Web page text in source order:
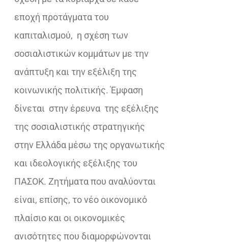
εποχή προτάγματα του
καπιταλισμού, η σχέση των
σοσιαλιστικών κομμάτων με την
ανάπτυξη και την εξέλιξη της
κοινωνικής πολιτικής. Έμφαση
δίνεται στην έρευνα της εξέλιξης
της σοσιαλιστικής στρατηγικής
στην Ελλάδα μέσω της οργανωτικής
και ιδεολογικής εξέλιξης του
ΠΑΣΟΚ. Ζητήματα που αναλύονται
είναι, επίσης, το νέο οικονομικό
πλαίσιο και οι οικονομικές
ανισότητες που διαμορφώνονται